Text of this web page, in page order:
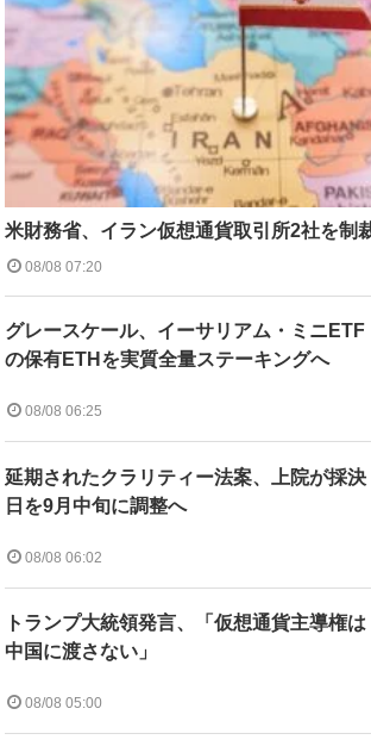
米財務省、イラン仮想通貨取引所2社を制
08/08 07:20
グレースケール、イーサリアム・ミニETF
の保有ETHを実質全量ステーキングへ
08/08 06:25
延期されたクラリティー法案、上院が採決
日を9月中旬に調整へ
08/08 06:02
トランプ大統領発言、「仮想通貨主導権は
中国に渡さない」
08/08 05:00